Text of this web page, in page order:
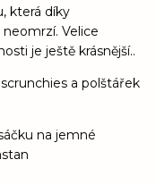
která díky
Velice
je ještě krásnější..
a polštářek
na jemné